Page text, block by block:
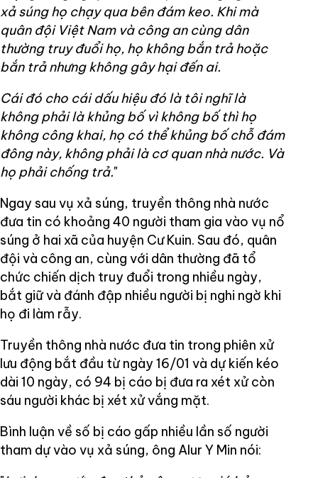
xả súng họ chạy qua bên đám keo. Khi mà
quân đội Việt Nam và công an cùng dân
thường truy đuổi họ, họ không bắn trả hoặc
bắn trả nhưng không gây hại đến ai.
Cái đó cho cái dấu hiệu đó là tôi nghĩ là
không phải là khủng bố vì không bố thì họ
không công khai, họ có thể khủng bố chỗ đám
đông này, không phải là cơ quan nhà nước. Và
họ phải chống trả."
Ngay sau vụ xả súng, truyền thông nhà nước
đưa tin có khoảng 40 người tham gia vào vụ nổ
súng ở hai xã của huyện Cư Kuin. Sau đó, quân
đội và công an, cùng với dân thường đã tổ
chức chiến dịch truy đuổi trong nhiều ngày,
bắt giữ và đánh đập nhiều người bị nghi ngờ khi
họ đi làm rẫy.
Truyền thông nhà nước đưa tin trong phiên xử
lưu động bắt đầu từ ngày 16/01 và dự kiến kéo
dài 10 ngày, có 94 bị cáo bị đưa ra xét xử còn
sáu người khác bị xét xử vắng mặt.
Bình luận về số bị cáo gấp nhiều lần số người
tham dự vào vụ xả súng, ông Alur Y Min nói: